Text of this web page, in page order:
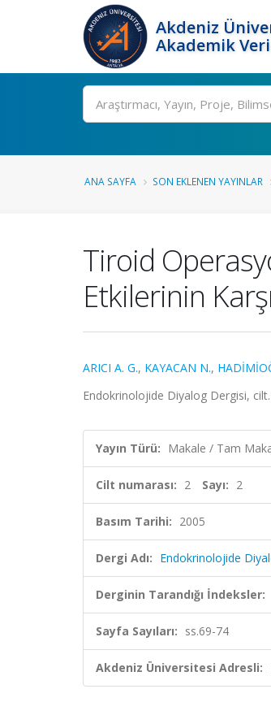
Akdeniz
Akademik
Ara
ANA SAYFA SON EKLENEN YAYINLAR
Tiroid
Etkilerinin
ARICI A. G., KAYACAN N.,
Endokrinolojide Diyalog Dergisi,
Yayın Türü: Makale / Tam
Cilt numarası: 2 Sayı: 2
Basım Tarihi: 2005
Dergi Adı: Endokrinolojide
Derginin Tarandığı İndeksler:
Sayfa Sayıları: ss.69-74
Akdeniz Üniversitesi Adresli: